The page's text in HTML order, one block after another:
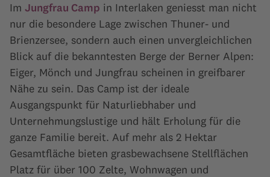
Im Jungfrau Camp in Interlaken geniesst man nicht
nur die besondere Lage zwischen Thuner- und
Brienzersee, sondern auch einen unvergleichlichen
Blick auf die bekanntesten Berge der Berner Alpen:
Eiger, Mönch und Jungfrau scheinen in greifbarer
Nähe zu sein. Das Camp ist der ideale
Ausgangspunkt für Naturliebhaber und
Unternehmungslustige und hält Erholung für die
ganze Familie bereit. Auf mehr als 2 Hektar
Gesamtfläche bieten grasbewachsene Stellflächen
Platz für über 100 Zelte, Wohnwagen und